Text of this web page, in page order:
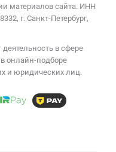
материалов сайта. ИНН
г. Санкт-Петербург,
в сфере
онлайн-подборе
и юридических лиц.